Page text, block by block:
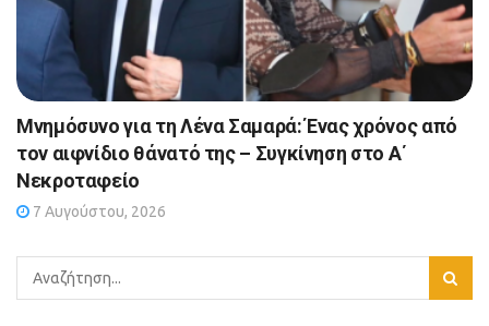
Μνημόσυνο για τη Λένα Σαμαρά: Ένας χρόνος από
τον αιφνίδιο θάνατό της – Συγκίνηση στο Α΄
Νεκροταφείο
7 Αυγούστου, 2026